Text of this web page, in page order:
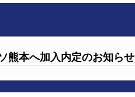
熊本へ加入内定のお知らせ